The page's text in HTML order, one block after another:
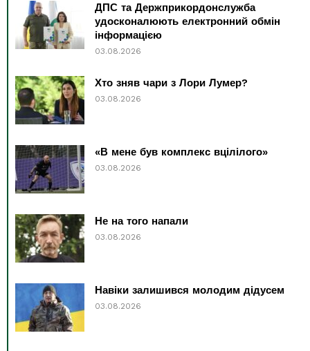
ДПС та Держприкордонслужба
удосконалюють електронний обмін
інформацією
03.08.2026
Хто зняв чари з Лори Лумер?
03.08.2026
«В мене був комплекс вцілілого»
03.08.2026
Не на того напали
03.08.2026
Навіки залишився молодим дідусем
03.08.2026